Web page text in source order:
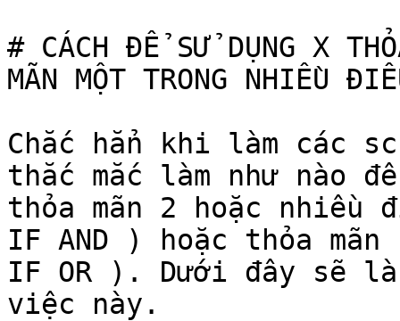
# CÁCH ĐỂ SỬ DỤNG X
MÃN MỘT TRONG NHIỀU
Chắc hẳn khi làm các
thắc mắc làm như nào
thỏa mãn 2 hoặc
IF AND ) hoặc thỏa
IF OR ). Dưới đây sẽ
việc này.